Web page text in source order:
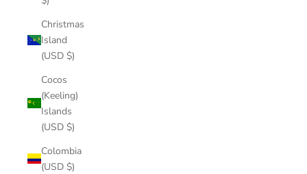
Christmas
Island
(USD $)
Cocos
(Keeling)
Islands
(USD $)
Colombia
(USD $)